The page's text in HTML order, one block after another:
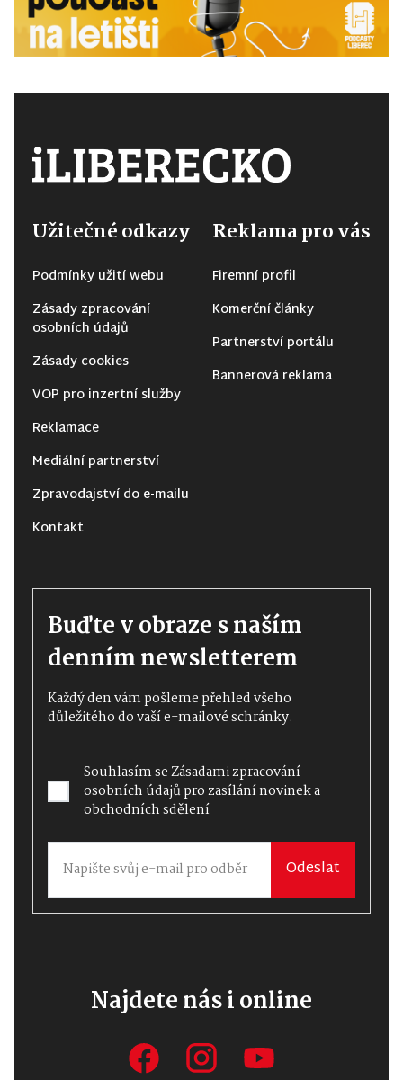
Užitečné odkazy
Podmínky užití webu
Zásady zpracování
osobních údajů
Zásady cookies
VOP pro inzertní služby
Reklamace
Mediální partnerství
Zpravodajství do e-mailu
Kontakt
Reklama pro vás
Firemní profil
Komerční články
Partnerství portálu
Bannerová reklama
Buďte v obraze s naším
denním newsletterem
Každý den vám pošleme přehled všeho
důležitého do vaší e-mailové schránky.
Souhlasím seZásadami zpracování
osobních údajůpro zasílání novinek a
obchodních sdělení
Odeslat
Najdete nás i online